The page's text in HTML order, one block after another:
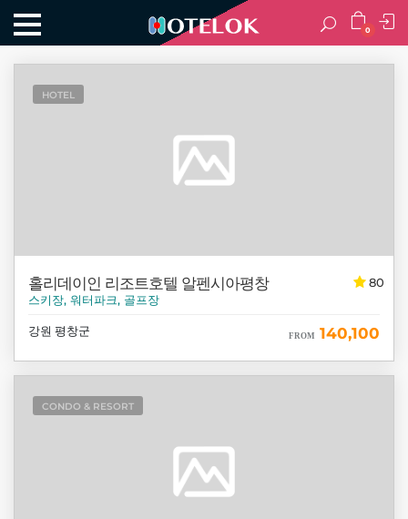
HOTEL
80
홀리데이인 리조트호텔 알펜시아평창
스키장, 워터파크, 골프장
강원 평창군 FROM 140,100
CONDO & RESORT
0